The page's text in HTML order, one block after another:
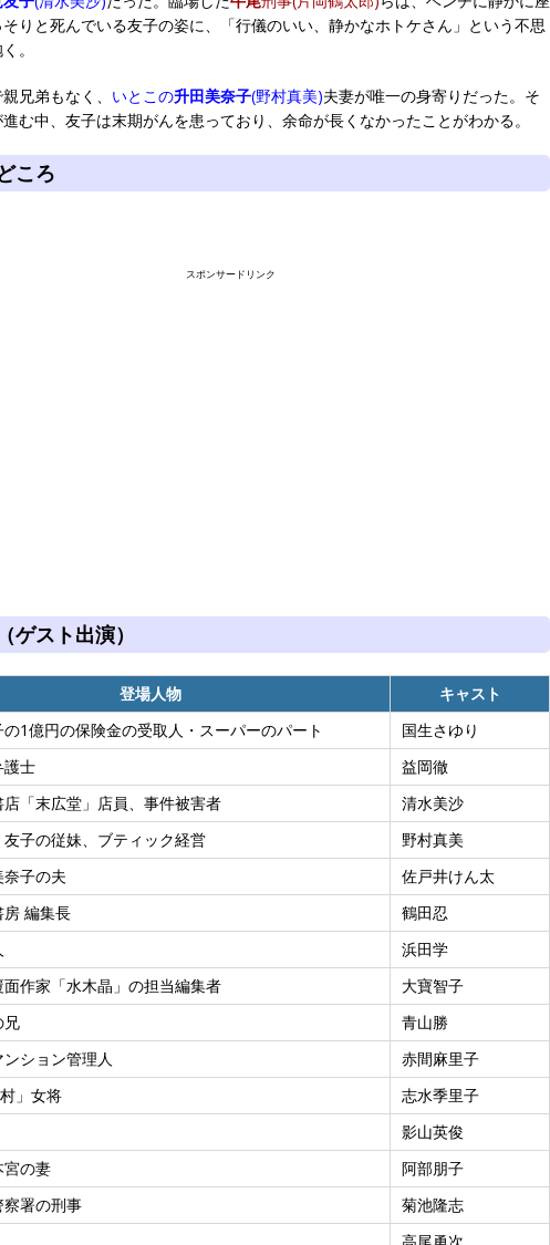
りと死んでいる友子の姿に、「行儀のいい、静かなホトケさん」という不思
。
兄弟もなく、 いとこの升田美奈子(野村真美)夫妻が唯一の身寄りだった。そ
む中、友子は末期がんを患っており、余命が長くなかったことがわかる。
ころ
スポンサードリンク
ゲスト出演）
登場人物
キャスト
の1億円の保険金の受取人・スーパーのパート
国生さゆり
護士
益岡徹
店「末広堂」店員、事件被害者
清水美沙
友子の従妹、ブティック経営
野村真美
奈子の夫
佐戸井けん太
房 編集長
鶴田忍
浜田学
作家「水木晶」の担当編集者
大寶智子
兄
青山勝
ンション管理人
赤間麻里子
」女将
志水季里子
影山英俊
宮の妻
阿部朋子
署の刑事
菊池隆志
高尾勇次